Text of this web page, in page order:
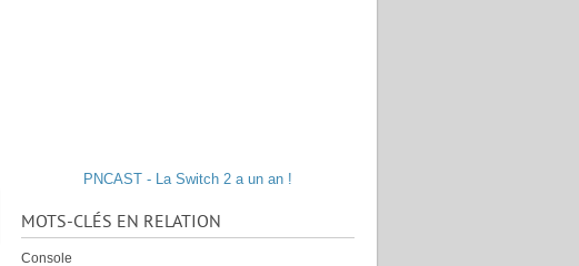
PNCAST - La Switch 2 a un an !
MOTS-CLÉS EN RELATION
Console